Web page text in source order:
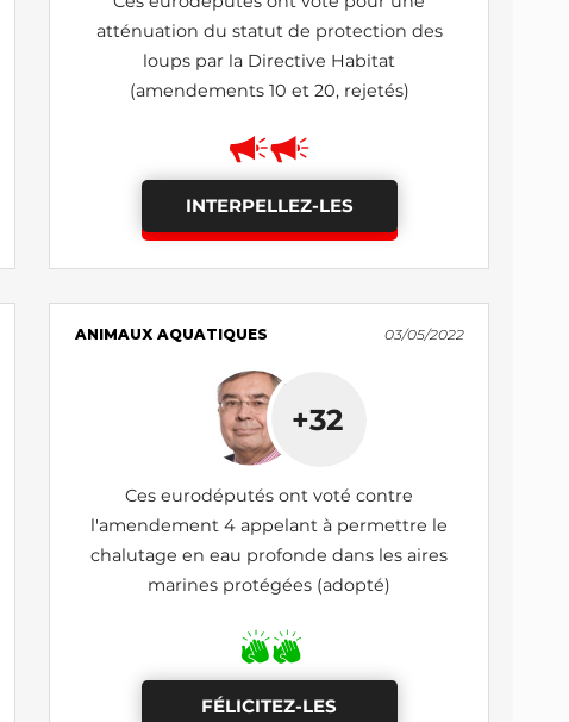
atténuation du statut de protection des
loups par la Directive Habitat
(amendements 10 et 20, rejetés)
INTERPELLEZ-LES
ANIMAUX AQUATIQUES 03/05/2022
+32
Ces eurodéputés ont voté contre
l'amendement 4 appelant à permettre le
chalutage en eau profonde dans les aires
marines protégées (adopté)
FÉLICITEZ-LES